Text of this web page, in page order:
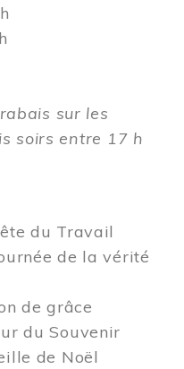
sur les
soirs entre 17 h
du Travail
de la vérité
de grâce
du Souvenir
de Noël